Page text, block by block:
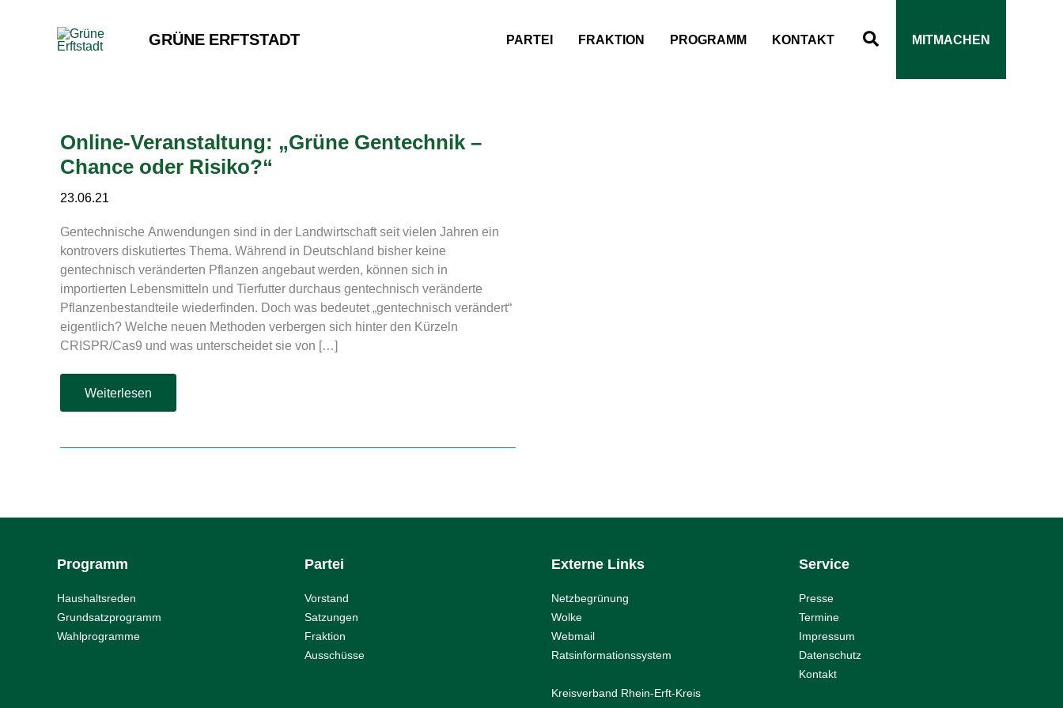
GRÜNE ERFTSTADT PARTEI FRAKTION PROGRAMM KONTAKT SuchenMITMACHEN
Online-Veranstaltung: „Grüne Gentechnik –
Chance oder Risiko?“
23.06.21
Gentechnische Anwendungen sind in der Landwirtschaft seit vielen Jahren ein
kontrovers diskutiertes Thema. Während in Deutschland bisher keine
gentechnisch veränderten Pflanzen angebaut werden, können sich in
importierten Lebensmitteln und Tierfutter durchaus gentechnisch veränderte
Pflanzenbestandteile wiederfinden. Doch was bedeutet „gentechnisch verändert“
eigentlich? Welche neuen Methoden verbergen sich hinter den Kürzeln
CRISPR/Cas9 und was unterscheidet sie von […]
Online-
Weiterlesen
Programm
Haushaltsreden
Grundsatzprogramm
Wahlprogramme
Partei
Vorstand
Satzungen
Fraktion
Ausschüsse
Externe Links
Netzbegrünung
Wolke
Webmail
Ratsinformationssystem
Kreisverband Rhein-Erft-Kreis
Service
Presse
Termine
Impressum
Datenschutz
Kontakt